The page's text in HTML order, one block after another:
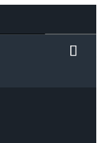
Recherche